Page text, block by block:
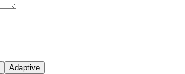
Adaptive